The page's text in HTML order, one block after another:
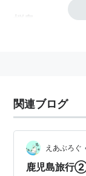
さく
関連ブログ
えあぶろぐ
鹿児島旅行